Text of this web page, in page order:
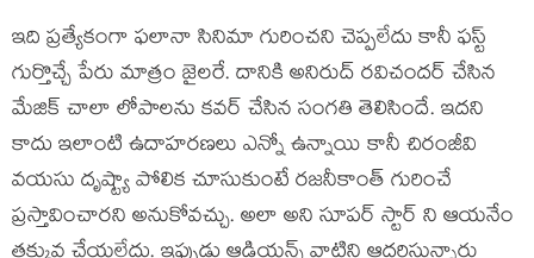
ఇది ప్రత్యేకంగా ఫలానా సినిమా గురించని చెప్పలేదు కానీ ఫస్ట్
గుర్తొచ్చే పేరు మాత్రం జైలరే. దానికి అనిరుద్ రవిచందర్ చేసిన
మేజిక్ చాలా లోపాలను కవర్ చేసిన సంగతి తెలిసిందే. ఇదని
కాదు ఇలాంటి ఉదాహరణలు ఎన్నో ఉన్నాయి కానీ చిరంజీవి
వయసు దృష్ట్యా పోలిక చూసుకుంటే రజనీకాంత్ గురించే
ప్రస్తావించారని అనుకోవచ్చు. అలా అని సూపర్ స్టార్ ని ఆయనేం